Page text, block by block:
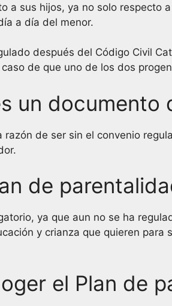
a sus hijos, ya no solo
a día del menor.
después del Código Civil
de que uno de los dos
un
de ser sin el convenio
de
ya que aun no se ha
y crianza que quieren
el Plan de